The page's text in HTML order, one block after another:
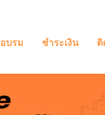
อบรม ชำระเงิน